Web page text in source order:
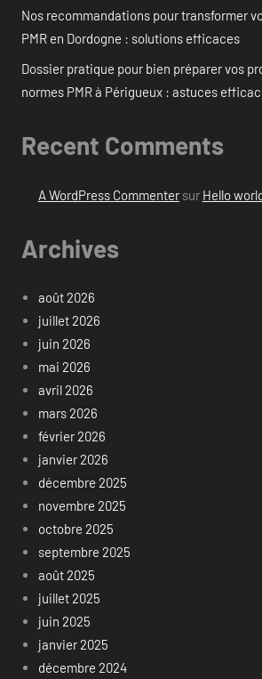
Nos recommandations pour transformer
PMR en Dordogne : solutions efficaces
Dossier pratique pour bien préparer vos
normes PMR à Périgueux : astuces
Recent Comments
A WordPress Commentersur Hello
Archives
août 2026
juillet 2026
juin 2026
mai 2026
avril 2026
mars 2026
février 2026
janvier 2026
décembre 2025
novembre 2025
octobre 2025
septembre 2025
août 2025
juillet 2025
juin 2025
janvier 2025
décembre 2024